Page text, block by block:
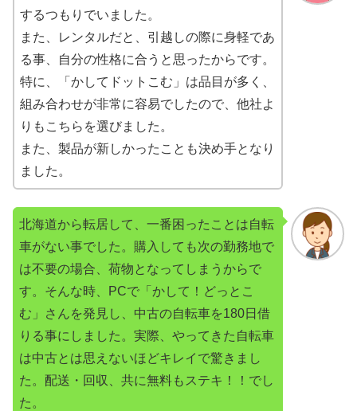
するつもりでいました。
また、レンタルだと、引越しの際に身軽であ
る事、自分の性格に合うと思ったからです。
特に、「かしてドットこむ」は品目が多く、
組み合わせが非常に容易でしたので、他社よ
りもこちらを選びました。
また、製品が新しかったことも決め手となり
ました。
北海道から転居して、一番困ったことは自転
車がない事でした。購入しても次の勤務地で
は不要の場合、荷物となってしまうからで
す。そんな時、PCで「かして！どっとこ
む」さんを発見し、中古の自転車を180日借
りる事にしました。実際、やってきた自転車
は中古とは思えないほどキレイで驚きまし
た。配送・回収、共に無料もステキ！！でし
た。